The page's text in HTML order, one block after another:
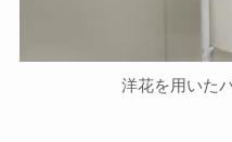
洋花を用いた